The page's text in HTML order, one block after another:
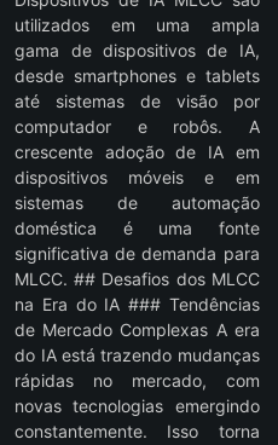
utilizados em uma ampla
gama de dispositivos de IA,
desde smartphones e tablets
até sistemas de visão por
computador e robôs. A
crescente adoção de IA em
dispositivos móveis e em
sistemas de automação
doméstica é uma fonte
significativa de demanda para
MLCC. ## Desafios dos MLCC
na Era do IA ### Tendências
de Mercado Complexas A era
do IA está trazendo mudanças
rápidas no mercado, com
novas tecnologias emergindo
constantemente. Isso torna